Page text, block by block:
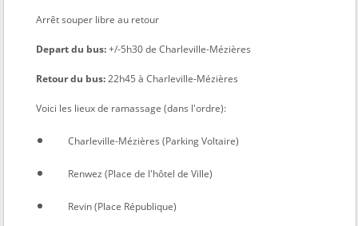
Arrêt souper libre au retour
Depart du bus:+/-5h30 de Charleville-Mézières
Retour du bus:22h45 à Charleville-Mézières
Voici les lieux de ramassage (dans l'ordre):
Charleville-Mézières (Parking Voltaire)
Renwez (Place de l'hôtel de Ville)
Revin (Place République)